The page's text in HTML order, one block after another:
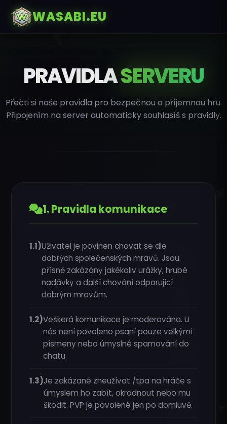
𝙹
╎
⌰
⊬
⊑
∷
⟒
∴
⨅
ꖌ
∴
ᑑ
WASABI.EU
PRAVIDLASERVERU
Přečti si naše pravidla pro bezpečnou a příjemnou hru.
Připojením na server automaticky souhlasíš s pravidly.
1. Pravidla komunikace
1.1)Uživatel je povinen chovat se dle
dobrých společenských mravů. Jsou
přísně zakázány jakékoliv urážky, hrubé
nadávky a další chování odporující
dobrým mravům.
1.2)Veškerá komunikace je moderována. U
nás není povoleno psaní pouze velkými
písmeny nebo úmyslné spamování do
chatu.
1.3)Je zakázané zneužívat /tpa na hráče s
úmyslem ho zabít, okradnout nebo mu
škodit. PVP je povolené jen po domluvě.